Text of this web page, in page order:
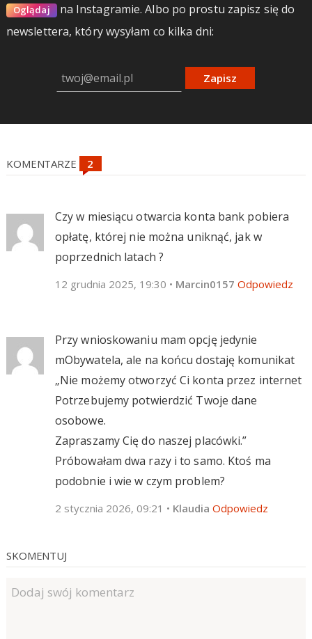
Oglądaj na Instagramie.Albo po prostu zapisz się do
newslettera, który wysyłam co kilka dni:
Zapisz
KOMENTARZE
Czy w miesiącu otwarcia konta bank pobiera
opłatę, której nie można uniknąć, jak w
poprzednich latach ?
12 grudnia 2025, 19:30 • Marcin0157 Odpowiedz
Przy wnioskowaniu mam opcję jedynie
mObywatela, ale na końcu dostaję komunikat
„Nie możemy otworzyć Ci konta przez internet
Potrzebujemy potwierdzić Twoje dane
osobowe.
Zapraszamy Cię do naszej placówki.”
Próbowałam dwa razy i to samo. Ktoś ma
podobnie i wie w czym problem?
2 stycznia 2026, 09:21 • Klaudia Odpowiedz
SKOMENTUJ